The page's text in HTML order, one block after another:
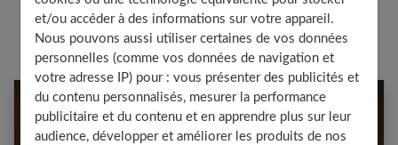
et/ou accéder à des informations sur votre appareil.
Nous pouvons aussi utiliser certaines de vos données
personnelles (comme vos données de navigation et
votre adresse IP) pour : vous présenter des publicités et
du contenu personnalisés, mesurer la performance
publicitaire et du contenu et en apprendre plus sur leur
audience, développer et améliorer les produits de nos